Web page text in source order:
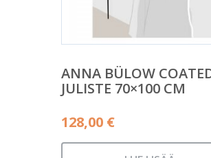
ANNA BÜLOW
JULISTE 70×100 CM
128,00 €